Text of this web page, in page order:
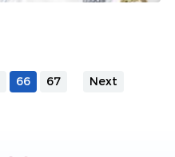
66 67 Next